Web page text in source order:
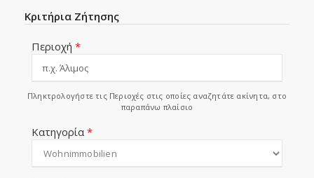
Κριτήρια Ζήτησης
Περιοχή *
Πληκτρολογήστε τις Περιοχές στις οποίες αναζητάτε ακίνητα, στο
παραπάνω πλαίσιο
Κατηγορία *